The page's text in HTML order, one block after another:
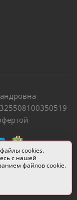
cookies.
с нашей
файлов cookie.